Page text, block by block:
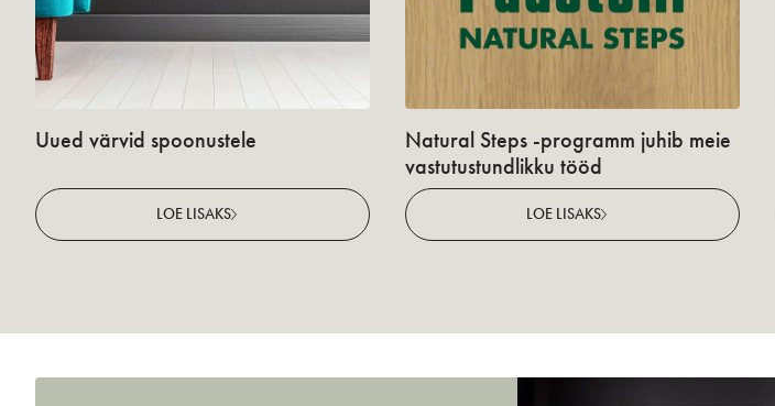
Uued värvid spoonustele
LOE LISAKS
Natural Steps -programm juhib meie
vastutustundlikku tööd
LOE LISAKS